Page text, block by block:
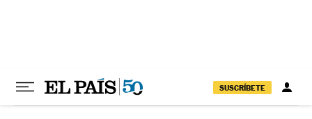
SUSCRÍBETE